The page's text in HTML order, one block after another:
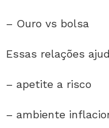
– Ouro vs bolsa
Essas relações
– apetite a risco
– ambiente